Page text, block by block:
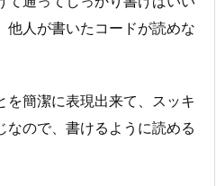
人が書いたコードが読めな
簡潔に表現出来て、スッキ
なので、書けるように読める